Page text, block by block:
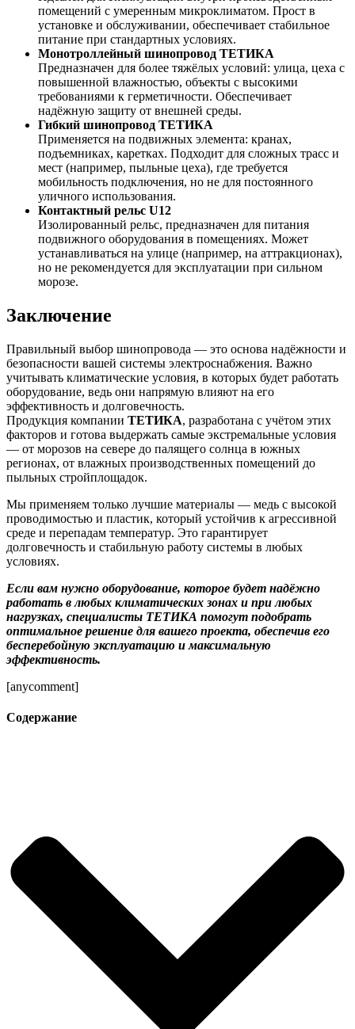
помещений с умеренным микроклиматом. Прост в
установке и обслуживании, обеспечивает стабильное
питание при стандартных условиях.
Монотроллейный шинопровод ТЕТИКА
Предназначен для более тяжёлых условий: улица, цеха с
повышенной влажностью, объекты с высокими
требованиями к герметичности. Обеспечивает
надёжную защиту от внешней среды.
Гибкий шинопровод ТЕТИКА
Применяется на подвижных элемента: кранах,
подъемниках, каретках. Подходит для сложных трасс и
мест (например, пыльные цеха), где требуется
мобильность подключения, но не для постоянного
уличного использования.
Контактный рельс U12
Изолированный рельс, предназначен для питания
подвижного оборудования в помещениях. Может
устанавливаться на улице (например, на аттракционах),
но не рекомендуется для эксплуатации при сильном
морозе.
Заключение
Правильный выбор шинопровода — это основа надёжности и
безопасности вашей системы электроснабжения. Важно
учитывать климатические условия, в которых будет работать
оборудование, ведь они напрямую влияют на его
эффективность и долговечность.
Продукция компании ТЕТИКА, разработана с учётом этих
факторов и готова выдержать самые экстремальные условия
— от морозов на севере до палящего солнца в южных
регионах, от влажных производственных помещений до
пыльных стройплощадок.
Мы применяем только лучшие материалы — медь с высокой
проводимостью и пластик, который устойчив к агрессивной
среде и перепадам температур. Это гарантирует
долговечность и стабильную работу системы в любых
условиях.
Если вам нужно оборудование, которое будет надёжно
работать в любых климатических зонах и при любых
нагрузках, специалисты ТЕТИКА помогут подобрать
оптимальное решение для вашего проекта, обеспечив его
бесперебойную эксплуатацию и максимальную
эффективность.
[anycomment]
Содержание